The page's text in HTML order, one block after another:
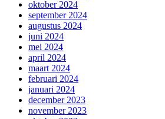
oktober 2024
september 2024
augustus 2024
juni 2024
mei 2024
april 2024
maart 2024
februari 2024
januari 2024
december 2023
november 2023